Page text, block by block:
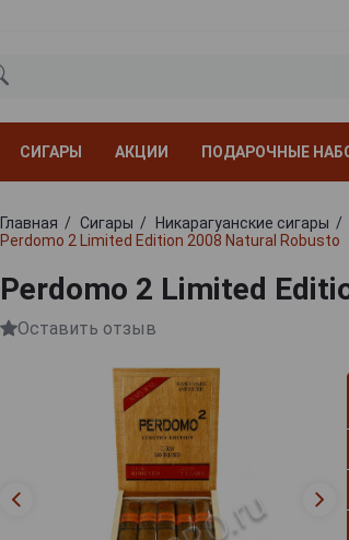
СИГАРЫ АКЦИИ ПОДАРОЧНЫЕ
Главная Сигары Никарагуанские сигары
Perdomo 2 Limited Edition 2008 Natural Robusto
Perdomo 2 Limited
Оставить отзыв